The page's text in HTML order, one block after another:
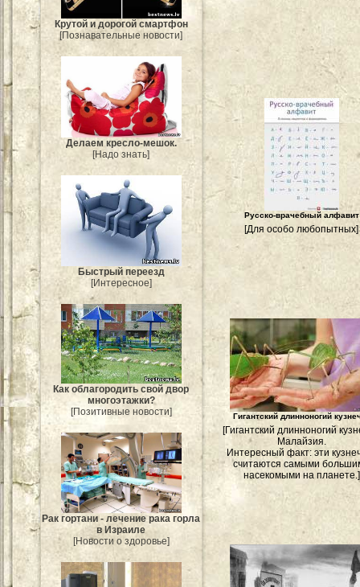
Крутой и дорогой смартфон
[Познавательные новости]
Делаем кресло-мешок.
[Надо знать]
Быстрый переезд
[Интересное]
Как облагородить свой двор
многоэтажки?
[Позитивные новости]
Рак гортани - лечение рака горла
в Израиле
[Новости о здоровье]
Русско-врачебный алфавит
[Для особо любопытных]
Гигантский длинноногий
[Гигантский длинноногий
Малайзия.
Интересный факт: эти
считаются самыми
насекомыми на планете.]